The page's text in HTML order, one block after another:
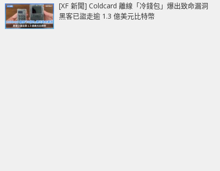
[XF 新聞] Coldcard 離線「冷錢包」爆出致命漏洞
黑客已盜走逾 1.3 億美元比特幣